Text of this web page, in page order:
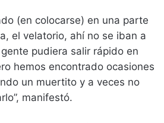
(en colocarse) en una parte
el velatorio, ahí no se iban a
pudiera salir rápido en
hemos encontrado ocasiones
un muertito y a veces no
manifestó.